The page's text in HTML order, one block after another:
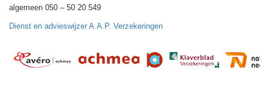
algemeen 050 – 50 20 549
Dienst en advieswijzer A.A.P. Verzekeringen